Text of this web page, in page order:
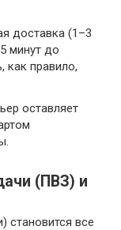
доставка (1–3
минут до
как правило,
оставляет
(ПВЗ) и
становится все